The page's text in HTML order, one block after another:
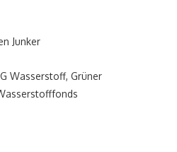
Junker
Wasserstoff,Grüner